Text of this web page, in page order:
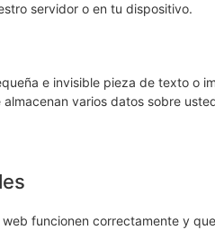
servidor o en tu dispositivo.
e invisible pieza de texto o
varios datos sobre
funcionen correctamente y